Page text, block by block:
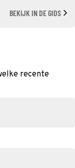
BEKIJK IN DE GIDS
recente